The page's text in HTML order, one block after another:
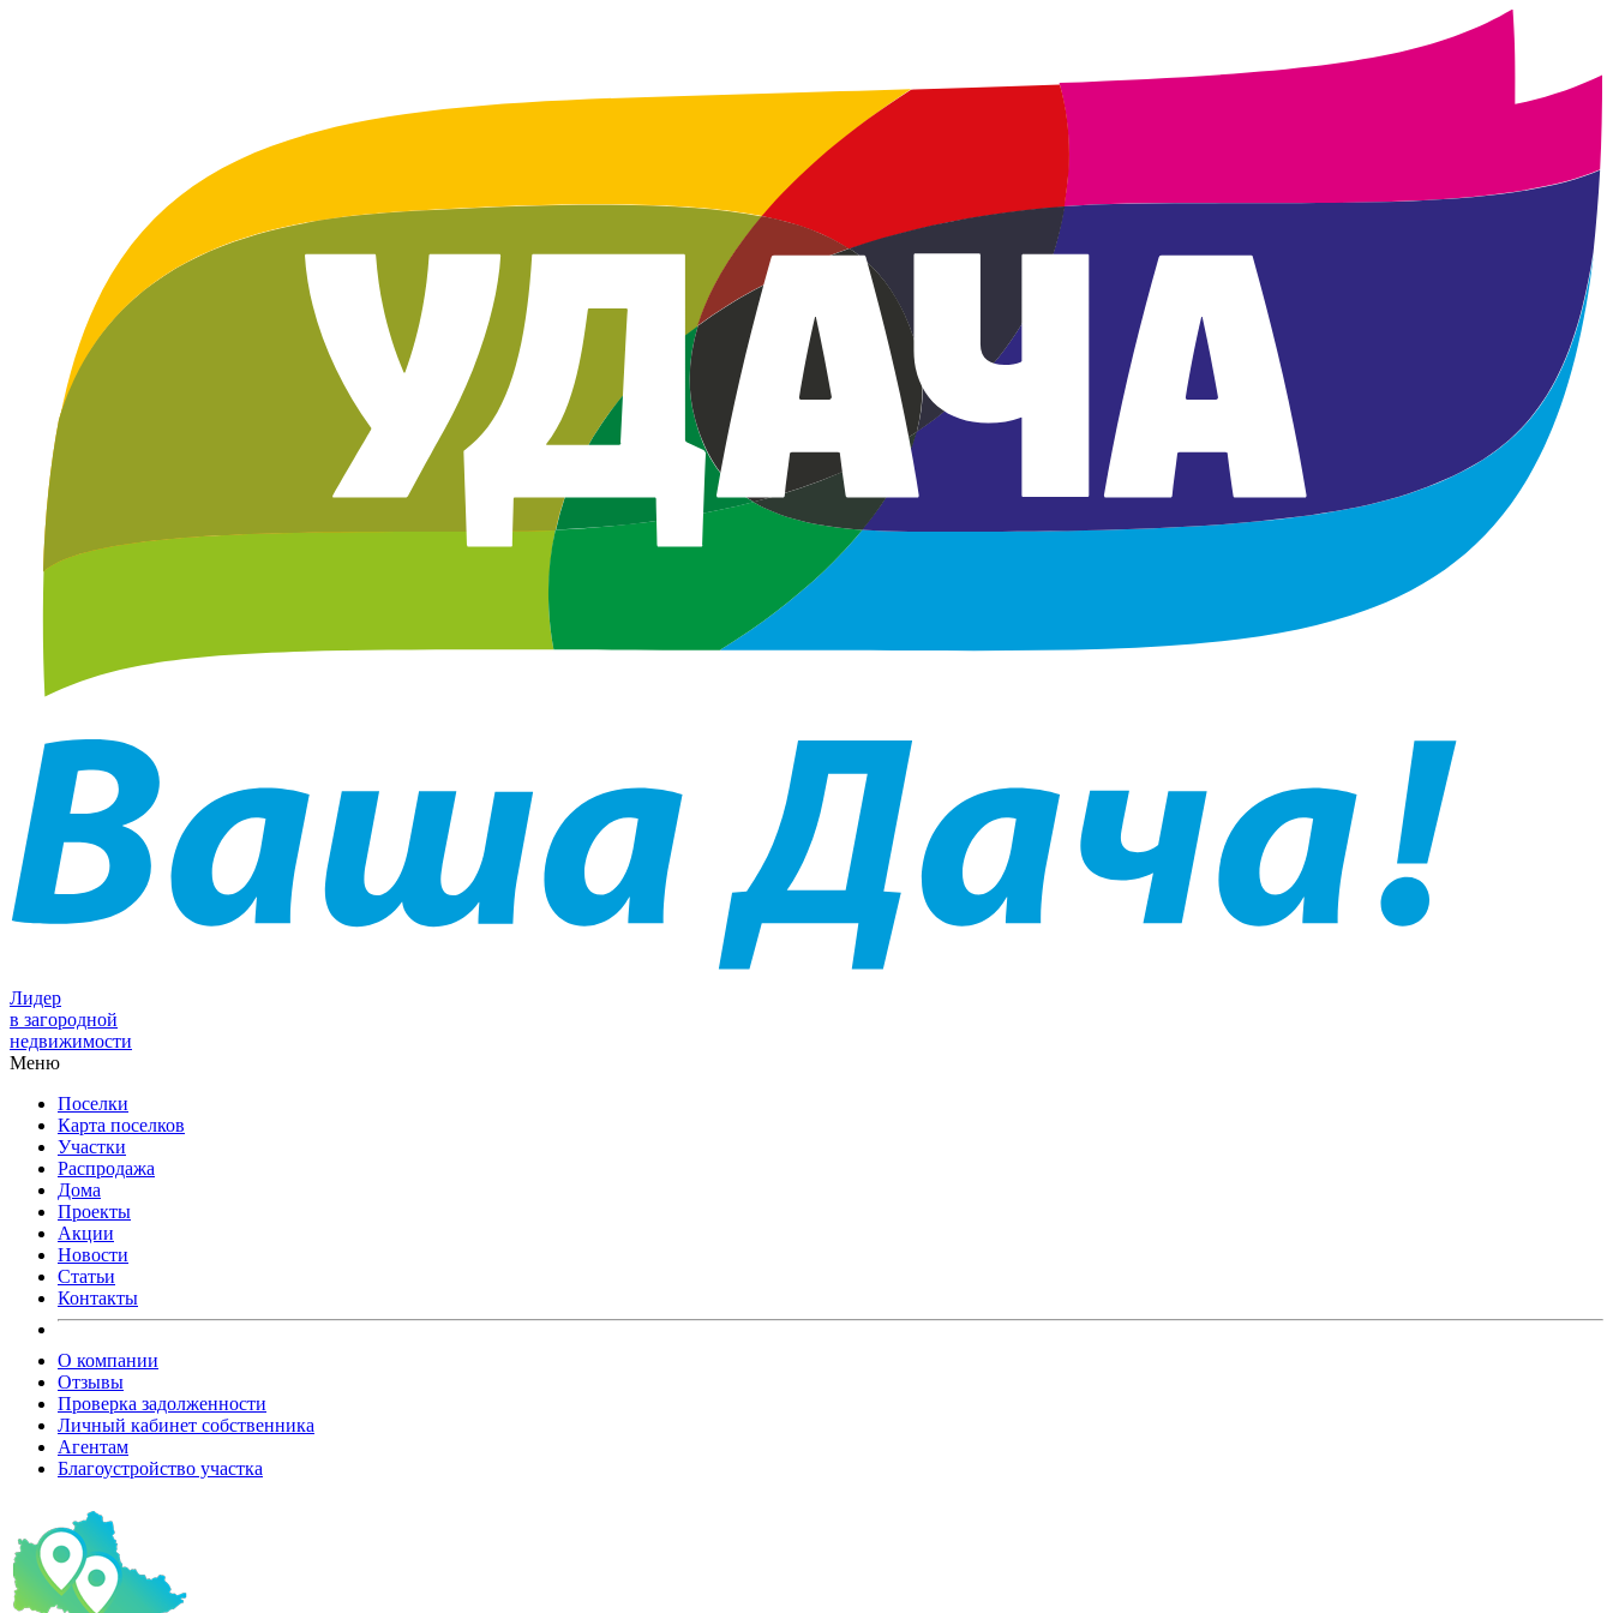
Лидер
в загородной
недвижимости
Меню
Поселки
Карта поселков
Участки
Распродажа
Дома
Проекты
Акции
Новости
Статьи
Контакты
О компании
Отзывы
Проверка задолженности
Личный кабинет собственника
Агентам
Благоустройство участка